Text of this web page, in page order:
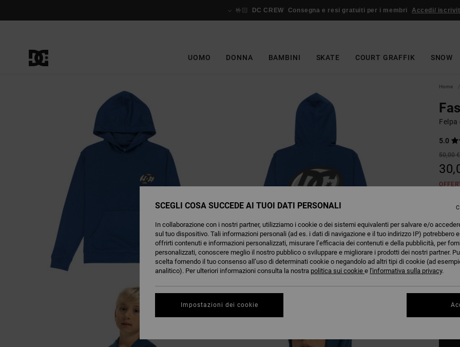
🤟🏻 DC CREW Consegna e resi gratuiti per i membri Accedi/
UOMO DONNA BAMBINI SKATE COURT GRAFFIK SNOW
Home
Felpa
5.0
50,00 €
8/
SCEGLI COSA SUCCEDE AI TUOI DATI PERSONALI
In collaborazione con i nostri partner, utilizziamo i cookie o dei sistemi equivalenti per salvare e/o
sul tuo dispositivo. Tali informazioni personali (ad es. i dati di navigazione e il tuo indirizzo IP) potrebbero
offrirti contenuti e informazioni personalizzati, misurare l’efficacia dei contenuti e della pubblicità, per
personalizzati, conoscere meglio il nostro pubblico o sviluppare e migliorare i prodotti dei nostri partner.
scelta fornendo il tuo consenso all’uso di determinati cookie o negandolo ad altri tipi di cookie (ad
analitico). Per ulteriori informazioni consulta la nostra politica sui cookie e l'informativa sulla privacy.
Impostazioni dei cookie